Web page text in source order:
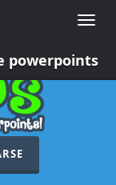
Toggle
powerpoints